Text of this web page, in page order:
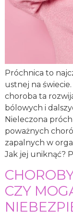
Próchnica to
ustnej na
choroba ta
bólowych i
Nieleczona
poważnych
zapalnych w
Jak jej uniknąć?
CZY